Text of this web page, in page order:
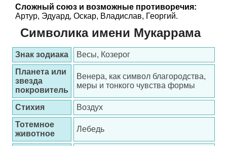
Сложный союз и возможные противоречия:
Артур, Эдуард, Оскар, Владислав, Георгий.
Символика имени Мукаррама
Знак зодиака
Весы, Козерог
Планета или
звезда
покровитель
Венера, как символ благородства,
меры и тонкого чувства формы
Стихия
Воздух
Тотемное
животное
Лебедь